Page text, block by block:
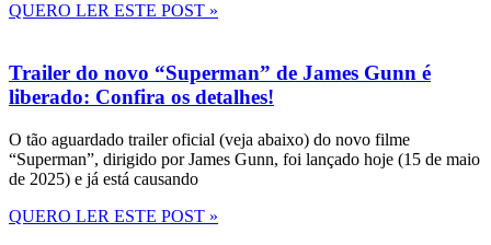
QUERO LER ESTE POST »
Trailer do novo “Superman” de James Gunn é
liberado: Confira os detalhes!
O tão aguardado trailer oficial (veja abaixo) do novo filme
“Superman”, dirigido por James Gunn, foi lançado hoje (15 de maio
de 2025) e já está causando
QUERO LER ESTE POST »